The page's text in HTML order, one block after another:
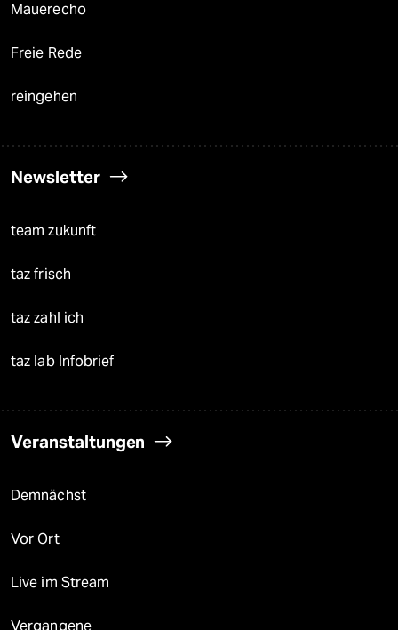
Mauerecho
Freie Rede
reingehen
Newsletter
team zukunft
taz frisch
taz zahl ich
taz lab Infobrief
Veranstaltungen
Demnächst
Vor Ort
Live im Stream
Vergangene